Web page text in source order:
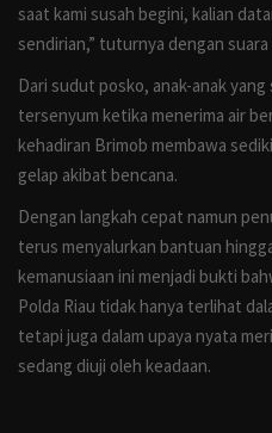
saat kami susah begini, kalian
sendirian,” tuturnya dengan
Dari sudut posko, anak-anak
tersenyum ketika menerima air
kehadiran Brimob membawa
gelap akibat bencana.
Dengan langkah cepat namun
terus menyalurkan bantuan
kemanusiaan ini menjadi bukti
Polda Riau tidak hanya terlihat
tetapi juga dalam upaya nyata
sedang diuji oleh keadaan.